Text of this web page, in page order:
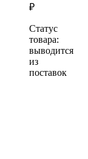
₽
Статус
товара:
выводится
из
поставок